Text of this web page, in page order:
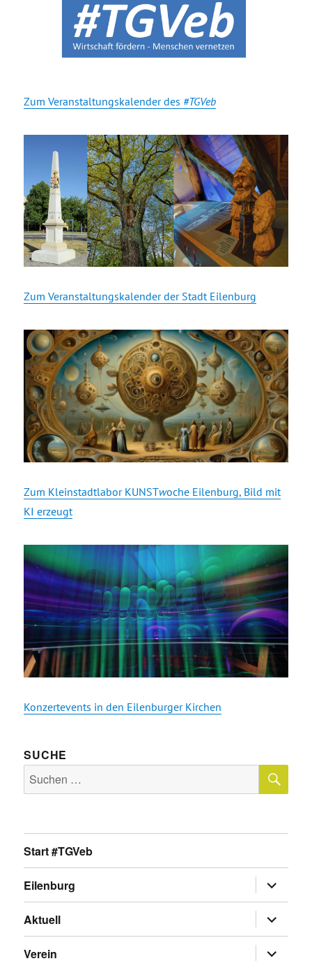
Zum Veranstaltungskalender des #TGVeb
Zum Veranstaltungskalender der Stadt Eilenburg
Zum Kleinstadtlabor KUNSTwoche Eilenburg, Bild mit
KI erzeugt
Konzertevents in den Eilenburger Kirchen
SUCHE
Suche
nach:
Start #TGVeb
Eilenburg
anzeigen
Aktuell
anzeigen
Verein